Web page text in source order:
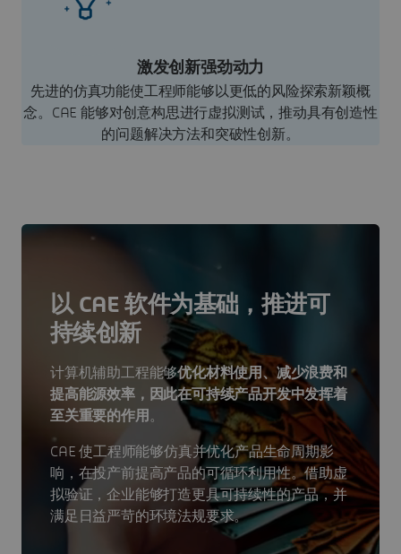
激发创新强劲动力
先进的仿真功能使工程师能够以更低的风险探索新颖概
念。CAE 能够对创意构思进行虚拟测试，推动具有创造性
的问题解决方法和突破性创新。
以 CAE 软件为基础，推进可
持续创新
计算机辅助工程能够优化材料使用、减少浪费和
提高能源效率，因此在可持续产品开发中发挥着
至关重要的作用 。
CAE 使工程师能够仿真并优化产品生命周期影
响，在投产前提高产品的可循环利用性。借助虚
拟验证，企业能够打造更具可持续性的产品，并
满足日益严苛的环境法规要求。